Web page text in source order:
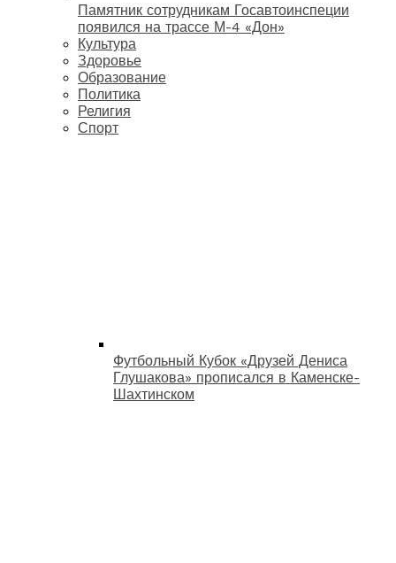
Памятник сотрудникам Госавтоинспеции
появился на трассе М-4 «Дон»
Культура
Здоровье
Образование
Политика
Религия
Спорт
Футбольный Кубок «Друзей Дениса
Глушакова» прописался в Каменске-
Шахтинском